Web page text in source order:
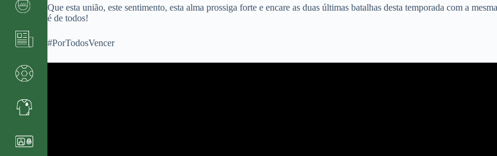
Que esta união, este sentimento, esta alma prossiga forte e encare as duas últimas batalhas desta temporada com a
é de todos!
#PorTodosVencer